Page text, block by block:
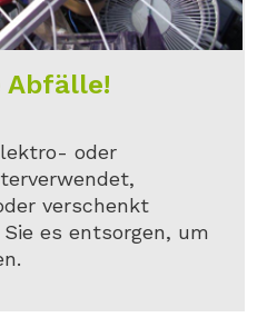
Abfälle!
oder
verschenkt
es entsorgen, um